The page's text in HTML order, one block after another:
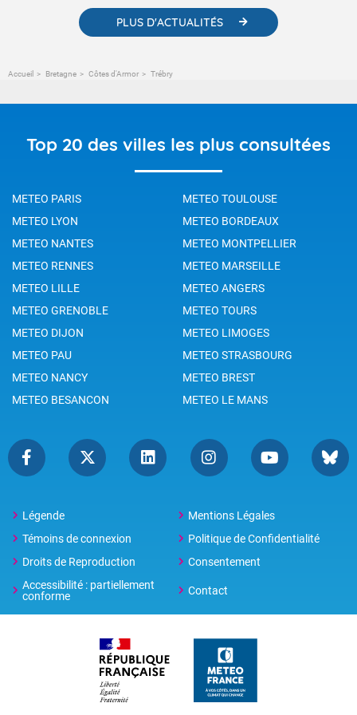
PLUS D'ACTUALITÉS
Accueil Bretagne Côtes d'Armor Trébry
Top 20 des villes les plus consultées
METEO PARIS
METEO TOULOUSE
METEO LYON
METEO BORDEAUX
METEO NANTES
METEO MONTPELLIER
METEO RENNES
METEO MARSEILLE
METEO LILLE
METEO ANGERS
METEO GRENOBLE
METEO TOURS
METEO DIJON
METEO LIMOGES
METEO PAU
METEO STRASBOURG
METEO NANCY
METEO BREST
METEO BESANCON
METEO LE MANS
Légende
Mentions Légales
Témoins de connexion
Politique de Confidentialité
Droits de Reproduction
Consentement
Accessibilité : partiellement
conforme
Contact